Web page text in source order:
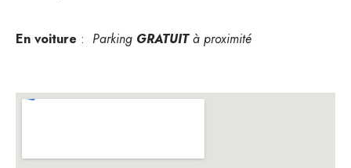
En voiture : Parking GRATUITà proximité